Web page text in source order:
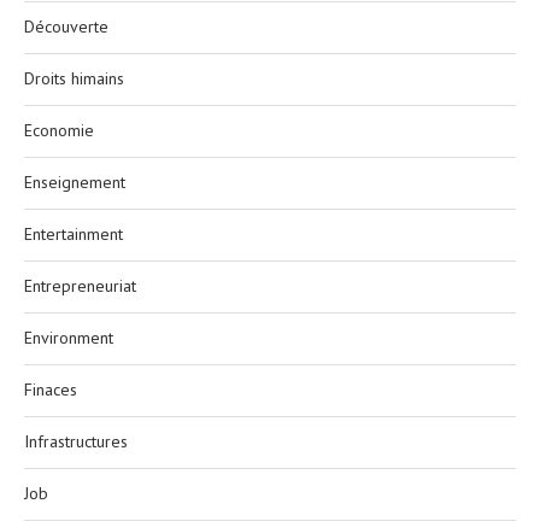
Découverte
Droits himains
Economie
Enseignement
Entertainment
Entrepreneuriat
Environment
Finaces
Infrastructures
Job